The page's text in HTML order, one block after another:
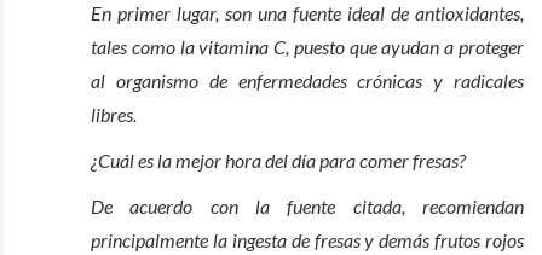
En primer lugar, son una fuente ideal de antioxidantes,
tales como la vitamina C, puesto que ayudan a proteger
al organismo de enfermedades crónicas y radicales
libres.
¿Cuál es la mejor hora del día para comer fresas?
De acuerdo con la fuente citada, recomiendan
principalmente la ingesta de fresas y demás frutos rojos